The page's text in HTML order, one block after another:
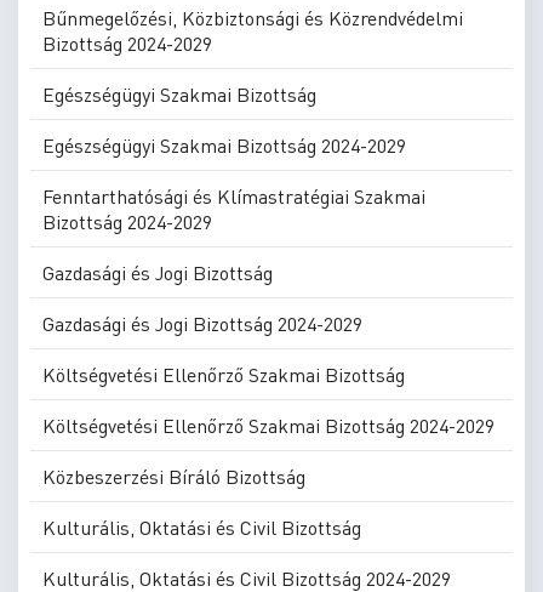
Bűnmegelőzési, Közbiztonsági és Közrendvédelmi
Bizottság 2024-2029
Egészségügyi Szakmai Bizottság
Egészségügyi Szakmai Bizottság 2024-2029
Fenntarthatósági és Klímastratégiai Szakmai
Bizottság 2024-2029
Gazdasági és Jogi Bizottság
Gazdasági és Jogi Bizottság 2024-2029
Költségvetési Ellenőrző Szakmai Bizottság
Költségvetési Ellenőrző Szakmai Bizottság 2024-2029
Közbeszerzési Bíráló Bizottság
Kulturális, Oktatási és Civil Bizottság
Kulturális, Oktatási és Civil Bizottság 2024-2029